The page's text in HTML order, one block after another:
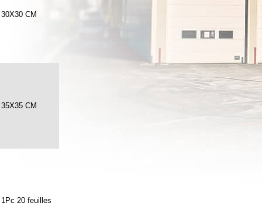
30X30 CM
35X35 CM
1Pc 20 feuilles